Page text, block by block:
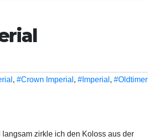
, #Crown Imperial , #Imperial , #Oldtimer
zirkle ich den Koloss aus der